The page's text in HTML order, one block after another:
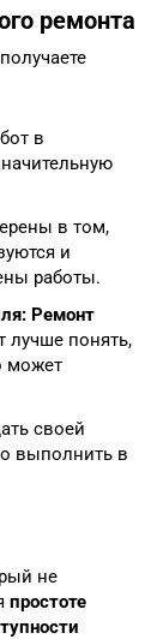
ремонта
в
в том,
и
работы.
Ремонт
лучше понять,
может
своей
выполнить в
не
простоте